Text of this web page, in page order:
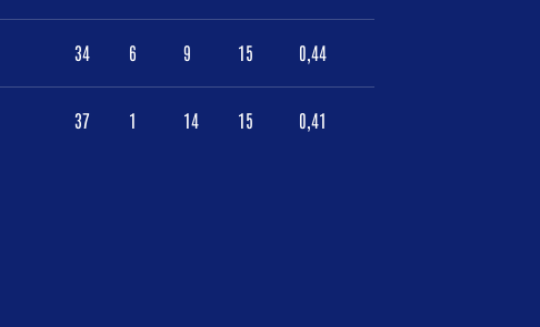
34 6 9 15 0,44
37 1 14 15 0,41